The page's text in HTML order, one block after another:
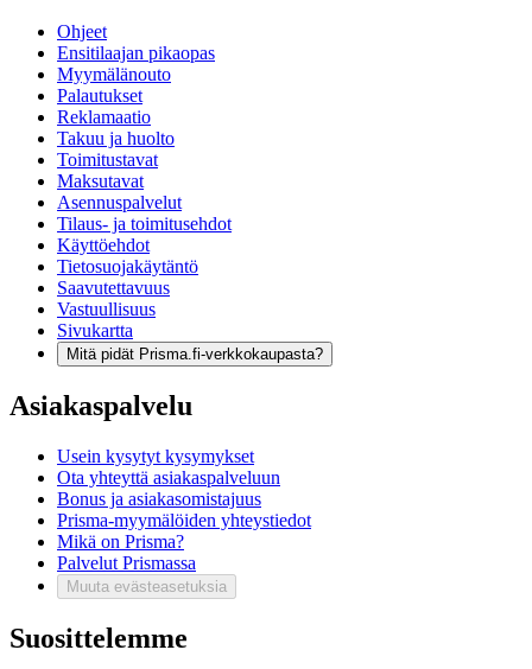
Ohjeet
Ensitilaajan pikaopas
Myymälänouto
Palautukset
Reklamaatio
Takuu ja huolto
Toimitustavat
Maksutavat
Asennuspalvelut
Tilaus- ja toimitusehdot
Käyttöehdot
Tietosuojakäytäntö
Saavutettavuus
Vastuullisuus
Sivukartta
Mitä pidät Prisma.fi-verkkokaupasta?
Asiakaspalvelu
Usein kysytyt kysymykset
Ota yhteyttä asiakaspalveluun
Bonus ja asiakasomistajuus
Prisma-myymälöiden yhteystiedot
Mikä on Prisma?
Palvelut Prismassa
Muuta evästeasetuksia
Suosittelemme